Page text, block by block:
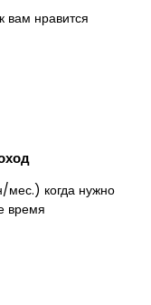
вам нравится
когда нужно
время